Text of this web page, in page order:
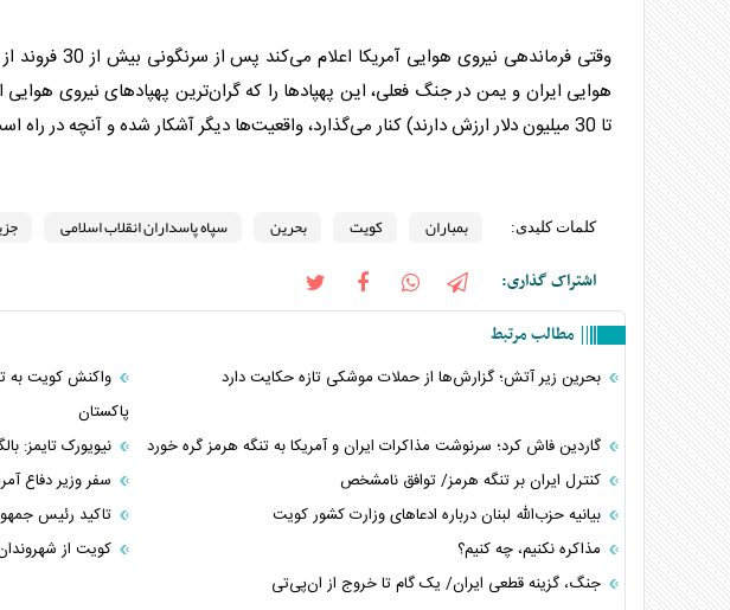
تا 30 میلیون دلار ارزش دارند) کنار می‌گذارد، واقعیت‌ها دیگر آشکار شده و آنچه در راه است، بزرگ‌تر از این حرف‌هاست.
کلمات کلیدی: بمباران کویت بحرین سپاه پاسداران انقلاب اسلامی
اشتراک گذاری:
مطالب مرتبط
بحرین زیر آتش؛ گزارش‌ها از حملات موشکی تازه حکایت دارد
واکنش کویت به
پاکستان
گاردین فاش کرد؛ سرنوشت مذاکرات ایران و آمریکا به تنگه هرمز گره خورد
نیویورک تایمز:
کنترل ایران بر تنگه هرمز/ توافق نامشخص
سفر وزیر دفاع
بیانیه حزب‌الله لبنان درباره ادعا‌های وزارت کشور کویت
تاکید رئیس
مذاکره نکنیم، چه کنیم؟
کویت از
جنگ، گزینه قطعی ایران/ یک گام تا خروج از ان‌پی‌تی